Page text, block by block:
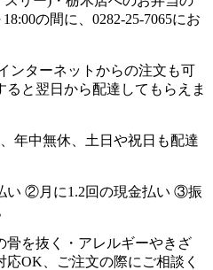
の間に、0282-25-7065にお
ンターネットからの注文も可
ると翌日から配達してもらえま
年中無休、土日や祝日も配達
い ②月に1.2回の現金払い ③振
骨を抜く・アレルギーやきざ
OK、ご注文の際にご相談く